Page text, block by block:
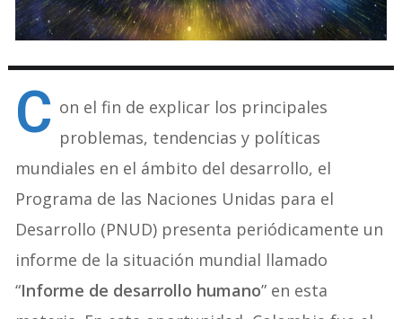
C on el fin de explicar los principales
problemas, tendencias y políticas
mundiales en el ámbito del desarrollo, el
Programa de las Naciones Unidas para el
Desarrollo (PNUD) presenta periódicamente un
informe de la situación mundial llamado
“Informe de desarrollo humano” en esta